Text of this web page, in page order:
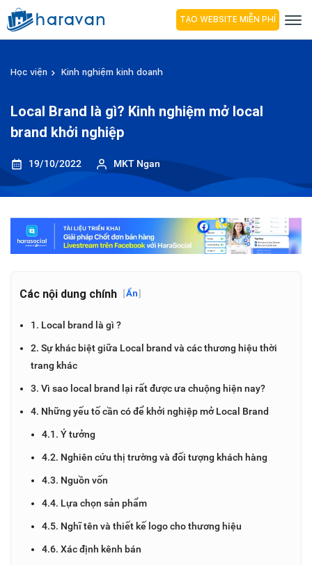
TẠO WEBSITE MIỄN PHÍ
Học viện Kinh nghiệm kinh doanh
Local Brand là gì? Kinh nghiệm mở local
brand khởi nghiệp
19/10/2022 MKT Ngan
Các nội dung chính [Ẩn]
1. Local brand là gì ?
2. Sự khác biệt giữa Local brand và các thương hiệu thời
trang khác
3. Vì sao local brand lại rất được ưa chuộng hiện nay?
4. Những yếu tố cần có để khởi nghiệp mở Local Brand
4.1. Ý tưởng
4.2. Nghiên cứu thị trường và đối tượng khách hàng
4.3. Nguồn vốn
4.4. Lựa chọn sản phẩm
4.5. Nghĩ tên và thiết kế logo cho thương hiệu
4.6. Xác định kênh bán